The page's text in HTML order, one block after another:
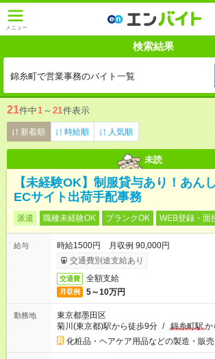
メニュー
検索結果
錦糸町で営業事務のバイト一覧
21件中1 ～ 21件表示
新着順 時給順 人気順
未読
【未経験OK】制服貸与あり！あん
ECサイト出荷手配事務
派遣 職種未経験OK ブランクOK WEB登録・面
給与
時給1500円 月収例 90,000円
交通費別途支給あり
交通費 全額支給
月収例 5～10万円
勤務地
東京都墨田区
菊川(東京都)駅から徒歩9分 / 錦糸町駅か
化粧品・ヘアケア用品などの製造・販売